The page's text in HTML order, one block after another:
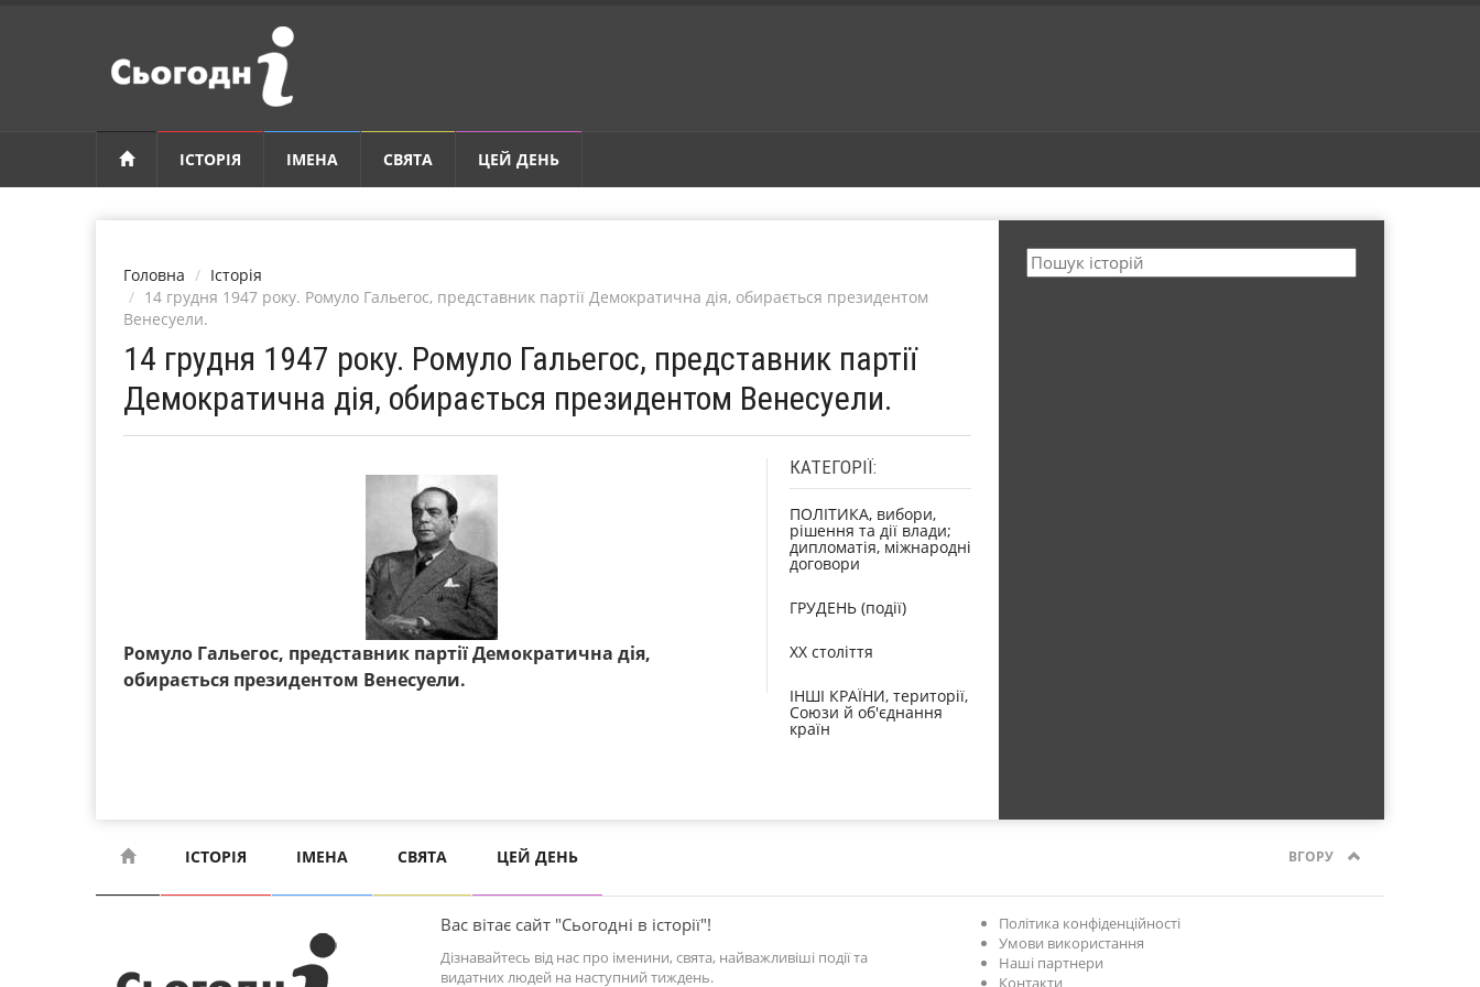
ІСТОРІЯ ІМЕНА СВЯТА ЦЕЙ ДЕНЬ
Головна
Історія
14 грудня 1947 року. Ромуло Гальегос, представник партії Демократична дія, обирається президентом
Венесуели.
14 грудня 1947 року. Ромуло Гальегос, представник партії
Демократична дія, обирається президентом Венесуели.
Ромуло Гальегос, представник партії Демократична дія,
обирається президентом Венесуели.
КАТЕГОРІЇ:
ПОЛІТИКА, вибори,
рішення та дії влади;
дипломатія, міжнародні
договори
ГРУДЕНЬ (події)
XX століття
ІНШІ КРАЇНИ, території,
Союзи й об'єднання
країн
ІСТОРІЯ ІМЕНА СВЯТА ЦЕЙ ДЕНЬ ВГОРУ
Вас вітає сайт "Сьогодні в історії"!
Дізнавайтесь від нас про іменини, свята, найважливіші події та
видатних людей на наступний тиждень.
Політика конфіденційності
Умови використання
Наші партнери
Контакти